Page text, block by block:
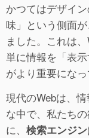
かつてはデザイ
味」という側面
ました。これは
単に情報を「表
がより重要になっ
現代のWebは、
な中で、私たち
に、 検索エンジン